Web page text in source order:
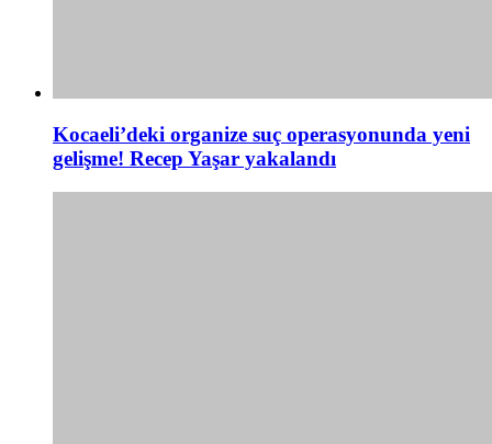
Kocaeli’deki organize suç operasyonunda yeni
gelişme! Recep Yaşar yakalandı